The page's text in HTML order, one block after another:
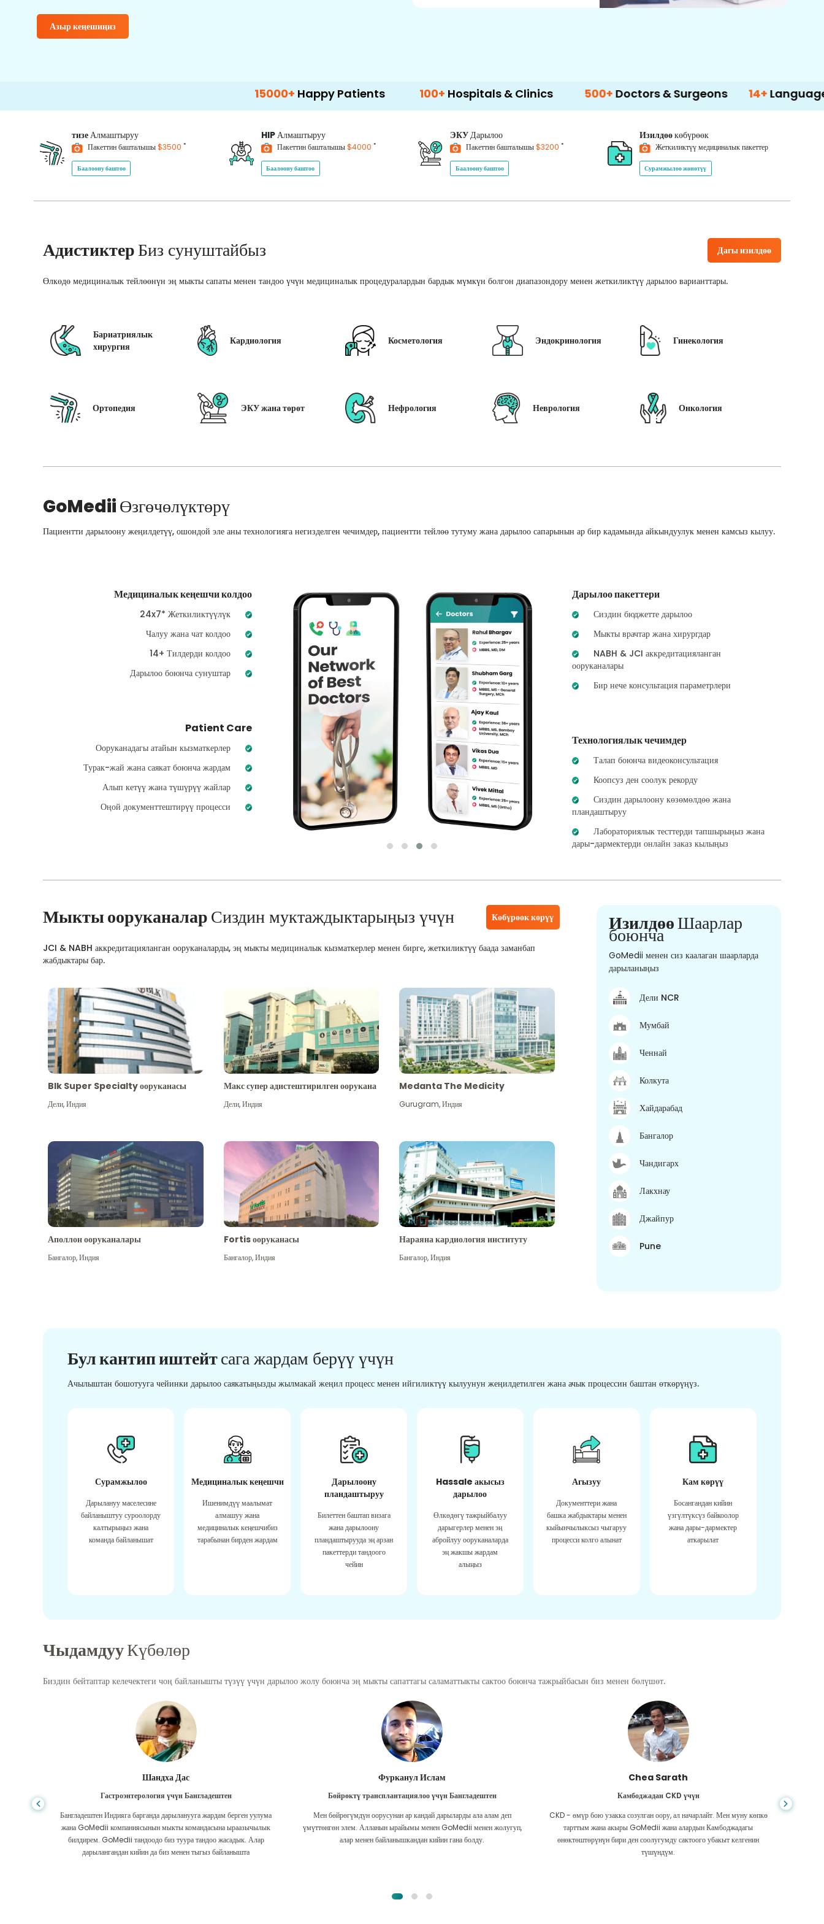
Азыр кеңешиңиз
Happy Patients 100+ Hospitals & Clinics 500+ Doctors & Surgeons 14+Language Support
тизеАлмаштыруу
Пакеттин башталышы$3500 *
Баалоону баштоо
HIPАлмаштыруу
Пакеттин башталышы$4000 *
Баалоону баштоо
ЭКУДарылоо
Пакеттин башталышы$3200 *
Баалоону баштоо
Изилдөөкөбүрөөк
Жеткиликтүү медициналык пакеттер
Сурамжылоо жөнөтүү
АдистиктерБиз сунуштайбыз Дагы изилдөө
Өлкөдө медициналык тейлөөнүн эң мыкты сапаты менен тандоо үчүн медициналык процедуралардын бардык мүмкүн болгон диапазондору менен жеткиликтүү дарылоо варианттары.
Бариатриялык
хирургия
Кардиология Косметология Эндокринология Гинекология
Ортопедия ЭКУ жана төрөт Нефрология Неврология Онкология
GoMediiӨзгөчөлүктөрү
Пациентти дарылоону жеңилдетүү, ошондой эле аны технологияга негизделген чечимдер, пациентти тейлөө тутуму жана дарылоо сапарынын ар бир кадамында айкындуулук менен камсыз кылуу.
Медициналык кеңешчи колдоо
24x7* Жеткиликтүүлүк
Чалуу жана чат колдоо
14+ Тилдерди колдоо
Дарылоо боюнча сунуштар
Patient Care
Ооруканадагы атайын кызматкерлер
Турак-жай жана саякат боюнча жардам
Алып кетүү жана түшүрүү жайлар
Оңой документтештирүү процесси
Дарылоо пакеттери
Сиздин бюджетте дарылоо
Мыкты врачтар жана хирургдар
NABH & JCI аккредитацияланган
ооруканалары
Бир нече консультация параметрлери
Технологиялык чечимдер
Талап боюнча видеоконсультация
Коопсуз ден соолук рекорду
Сиздин дарылоону көзөмөлдөө жана
пландаштыруу
Лабораториялык тесттерди тапшырыңыз жана
дары-дармектерди онлайн заказ кылыңыз
Мыкты ооруканаларСиздин муктаждыктарыңыз үчүн Көбүрөөк көрүү
JCI & NABH аккредитацияланган ооруканаларды, эң мыкты медициналык кызматкерлер менен бирге, жеткиликтүү баада заманбап
жабдыктары бар.
Blk Super Specialty ооруканасы
Дели,Индия
Макс супер адистештирилген оорукана
Дели,Индия
Medanta The Medicity
Gurugram,Индия
Аполлон ооруканалары
Бангалор,Индия
Fortis ооруканасы
Бангалор,Индия
Нараяна кардиология институту
Бангалор,Индия
ИзилдөөШаарлар
боюнча
GoMedii менен сиз каалаган шаарларда
дарыланыңыз
Дели NCR
Мумбай
Ченнай
Колкута
Хайдарабад
Бангалор
Чандигарх
Лакхнау
Джайпур
Pune
Бул кантип иштейтсага жардам берүү үчүн
Ачылыштан бошотууга чейинки дарылоо саякатыңызды жылмакай жеңил процесс менен ийгиликтүү кылуунун жеңилдетилген жана ачык процессин баштан өткөрүңүз.
Сурамжылоо
Дарылануу маселесине
байланыштуу суроолорду
калтырыңыз жана
команда байланышат
Медициналык кеңешчи
Ишенимдүү маалымат
алмашуу жана
медициналык кеңешчибиз
тарабынан бирден жардам
Дарылоону
пландаштыруу
Билеттен баштап визага
жана дарылоону
пландаштырууда эң арзан
пакеттерди тандоого
чейин
Hassale акысыз
дарылоо
Өлкөдөгү тажрыйбалуу
дарыгерлер менен эң
абройлуу ооруканаларда
эң жакшы жардам
алыңыз
Агызуу
Документтери жана
башка жабдыктары менен
кыйынчылыксыз чыгаруу
процесси колго алынат
Кам көрүү
Босангандан кийин
үзгүлтүксүз байкоолор
жана дары-дармектер
аткарылат
ЧыдамдууКүбөлөр
Биздин бейтаптар келечектеги чоң байланышты түзүү үчүн дарылоо жолу боюнча эң мыкты сапаттагы саламаттыкты сактоо боюнча тажрыйбасын биз менен бөлүшөт.
Шандха Дас
Гастроэнтерология үчүн Бангладештен
Бангладештен Индияга барганда дарыланууга жардам берген уулума
жана GoMedii компаниясынын мыкты командасына ыраазычылык
билдирем. GoMedii тандоодо биз туура тандоо жасадык. Алар
дарылангандан кийин да биз менен тыгыз байланышта
Фурканул Ислам
Бөйрөктү трансплантациялоо үчүн Бангладештен
Мен бөйрөгүмдүн оорусунан ар кандай дарыларды ала алам деп
үмүттөнгөн элем. Алланын ырайымы менен GoMedii менен жолугуп,
алар менен байланышкандан кийин гана болду.
Chea Sarath
Камбоджадан CKD үчүн
CKD - өмүр бою узакка созулган оору, ал начарлайт. Мен муну көпкө
тарттым жана акыры GoMedii жана алардын Камбоджадагы
өнөктөштөрүнүн бири ден соолугумду сактоого убакыт келгенин
түшүндүм.